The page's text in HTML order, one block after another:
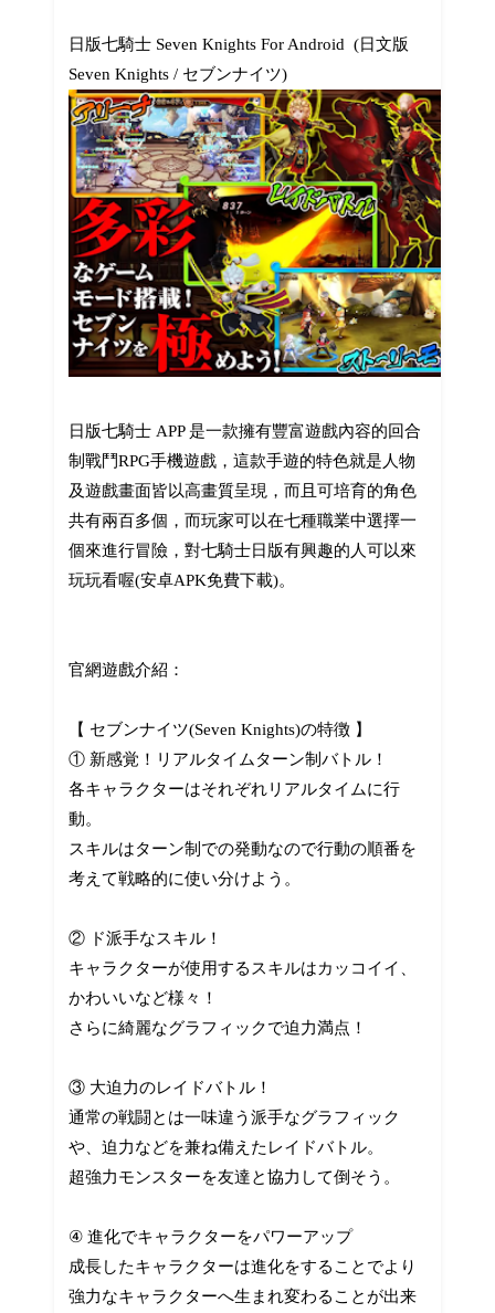
日版七騎士 Seven Knights For Android (日文版
Seven Knights / セブンナイツ)
日版七騎士 APP 是一款擁有豐富遊戲內容的回合
制戰鬥RPG手機遊戲，這款手遊的特色就是人物
及遊戲畫面皆以高畫質呈現，而且可培育的角色
共有兩百多個，而玩家可以在七種職業中選擇一
個來進行冒險，對七騎士日版有興趣的人可以來
玩玩看喔(安卓APK免費下載)。
官網遊戲介紹：
【 セブンナイツ(Seven Knights)の特徴 】
① 新感覚！リアルタイムターン制バトル！
各キャラクターはそれぞれリアルタイムに行
動。
スキルはターン制での発動なので行動の順番を
考えて戦略的に使い分けよう。
② ド派手なスキル！
キャラクターが使用するスキルはカッコイイ、
かわいいなど様々！
さらに綺麗なグラフィックで迫力満点！
③ 大迫力のレイドバトル！
通常の戦闘とは一味違う派手なグラフィック
や、迫力などを兼ね備えたレイドバトル。
超強力モンスターを友達と協力して倒そう。
④ 進化でキャラクターをパワーアップ
成長したキャラクターは進化をすることでより
強力なキャラクターへ生まれ変わることが出来